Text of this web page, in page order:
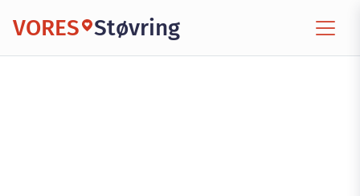
VORES Støvring